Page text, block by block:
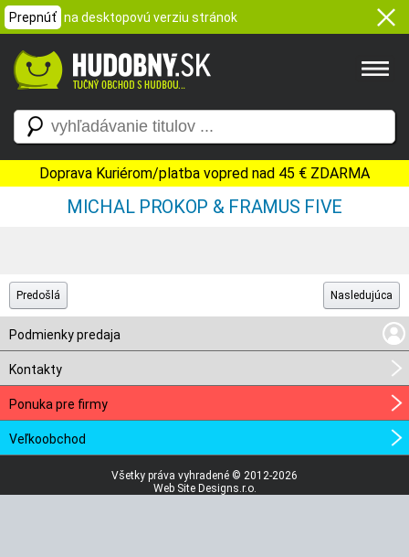
Prepnúť na desktopovú verziu stránok
Doprava Kuriérom/platba vopred nad 45 € ZDARMA
MICHAL PROKOP & FRAMUS FIVE
Predošlá Nasledujúca
Podmienky predaja
Kontakty
Ponuka pre firmy
Veľkoobchod
Všetky práva vyhradené © 2012-2026
Web Site Designs.r.o.